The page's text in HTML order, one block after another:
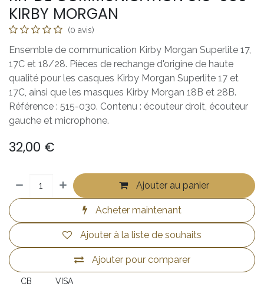
KIRBY MORGAN
(0 avis)
Ensemble de communication Kirby Morgan Superlite 17,
17C et 18/28. Pièces de rechange d'origine de haute
qualité pour les casques Kirby Morgan Superlite 17 et
17C, ainsi que les masques Kirby Morgan 18B et 28B.
Référence : 515-030. Contenu : écouteur droit, écouteur
gauche et microphone.
32,00 €
Ajouter au panier
Acheter maintenant
Ajouter pour comparer
Ajouter à la liste de souhaits
CB VISA